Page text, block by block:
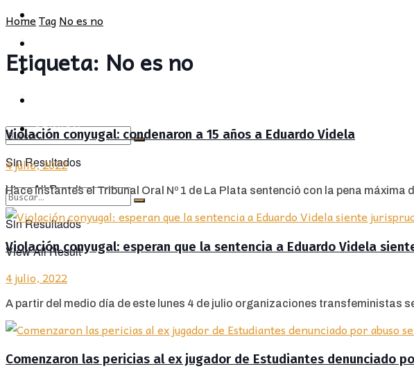
CULTURA
Sin Resultados
View All Result
PROVINCIA
SOCIEDAD
OPINIÓN
Sin Resultados
View All Result
HomeTagNo es no
Etiqueta: No es no
Violación conyugal: condenaron a 15 años a Eduardo Videla
4 julio, 2022
Hace instantes el Tribunal Oral Nº 1 de La Plata sentenció con la pena máxima
Violación conyugal: esperan que la sentencia a Eduardo Videla
4 julio, 2022
A partir del medio día de este lunes 4 de julio organizaciones transfeministas
Comenzaron las pericias al ex jugador de Estudiantes denunciado